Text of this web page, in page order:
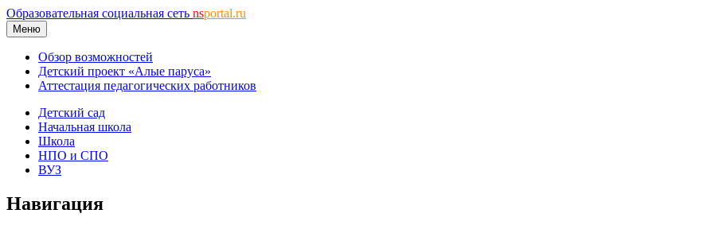
Образовательная социальная сеть nsportal.ru
Меню
Обзор возможностей
Детский проект «Алые паруса»
Аттестация педагогических работников
Детский сад
Начальная школа
Школа
НПО и СПО
ВУЗ
Навигация